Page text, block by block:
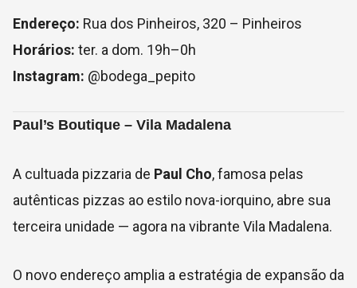
Endereço: Rua dos Pinheiros, 320 – Pinheiros
Horários: ter. a dom. 19h–0h
Instagram: @bodega_pepito
Paul’s Boutique – Vila Madalena
A cultuada pizzaria de Paul Cho, famosa pelas
autênticas pizzas ao estilo nova-iorquino, abre sua
terceira unidade — agora na vibrante Vila Madalena.
O novo endereço amplia a estratégia de expansão da